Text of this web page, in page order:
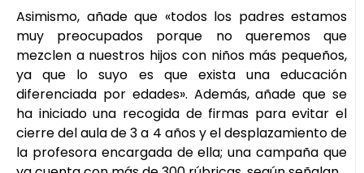
Asimismo, añade que «todos los padres estamos
muy preocupados porque no queremos que
mezclen a nuestros hijos con niños más pequeños,
ya que lo suyo es que exista una educación
diferenciada por edades». Además, añade que se
ha iniciado una recogida de firmas para evitar el
cierre del aula de 3 a 4 años y el desplazamiento de
la profesora encargada de ella; una campaña que